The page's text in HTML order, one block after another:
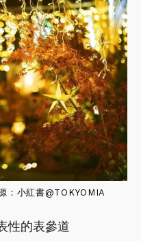
性的表參道
：小紅書@TOKYOMIA